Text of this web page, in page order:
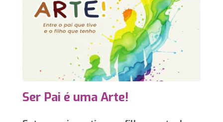
Ser Pai é uma Arte!